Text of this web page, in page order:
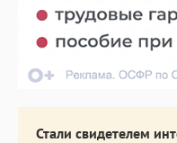
Стали свидетелем